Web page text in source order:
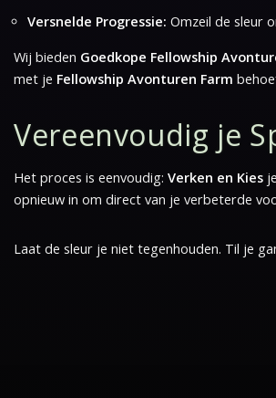
Versnelde Progressie: Omzeil de sleur
Wij bieden Goedkope Fellowship
met je Fellowship Avonturen Farm
Vereenvoudig je
Het proces is eenvoudig: Verken en Kies
opnieuw in om direct van je verbeterde
Laat de sleur je niet tegenhouden. Til je